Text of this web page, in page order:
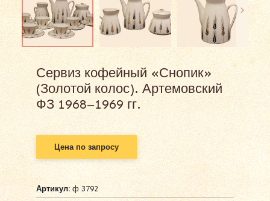
Сервиз кофейный «Снопик»
(Золотой колос). Артемовский
ФЗ 1968–1969 гг.
Цена по запросу
Артикул:ф 3792